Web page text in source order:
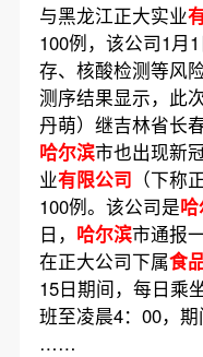
与黑龙江正大实业
100例，该公司1月
存、核酸检测等风
测序结果显示，此
丹萌）继吉林省长
哈尔滨市也出现新
业有限公司 （下称
100例。该公司是
日， 哈尔滨市通报
在正大公司下属食
15日期间，每日乘
班至凌晨4：00，期
……